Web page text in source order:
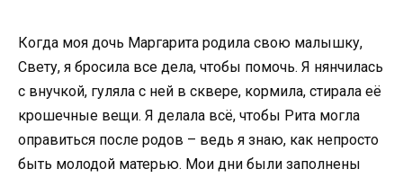
Когда моя дочь Маргарита родила свою малышку,
Свету, я бросила все дела, чтобы помочь. Я нянчилась
с внучкой, гуляла с ней в сквере, кормила, стирала её
крошечные вещи. Я делала всё, чтобы Рита могла
оправиться после родов – ведь я знаю, как непросто
быть молодой матерью. Мои дни были заполнены